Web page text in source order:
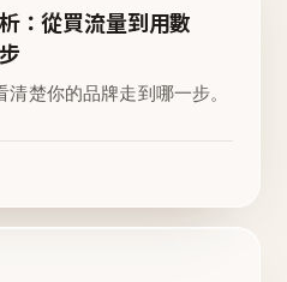
：從買流量到用數
楚你的品牌走到哪一步。